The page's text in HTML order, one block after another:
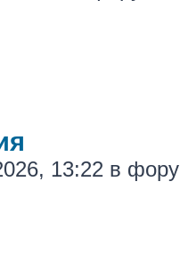
13:22 в